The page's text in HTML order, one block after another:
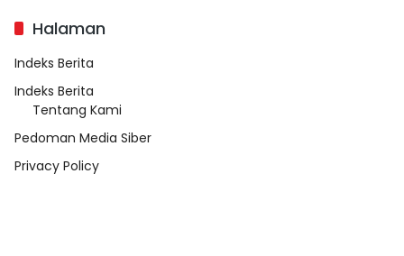
Halaman
Indeks Berita
Indeks Berita
Tentang Kami
Pedoman Media Siber
Privacy Policy